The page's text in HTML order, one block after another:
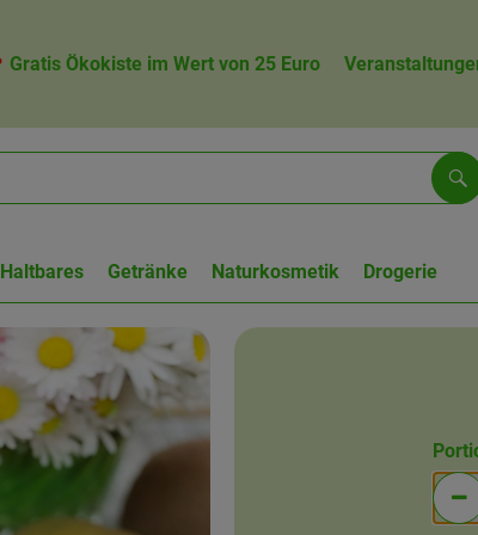
Gratis Ökokiste im Wert von 25 Euro
Haltbares Getränke Naturkosmetik Drogerie